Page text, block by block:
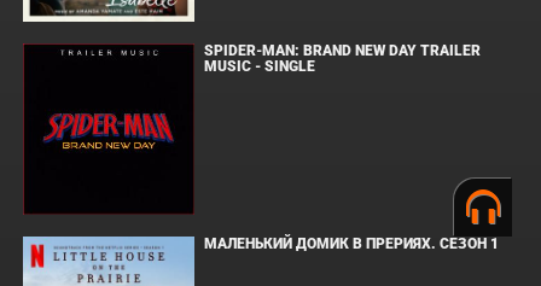
SPIDER-MAN: BRAND NEW DAY TRAILER
MUSIC - SINGLE
МАЛЕНЬКИЙ ДОМИК В ПРЕРИЯХ. СЕЗОН 1